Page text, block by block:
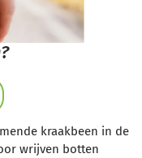
kraakbeen in de
wrijven botten